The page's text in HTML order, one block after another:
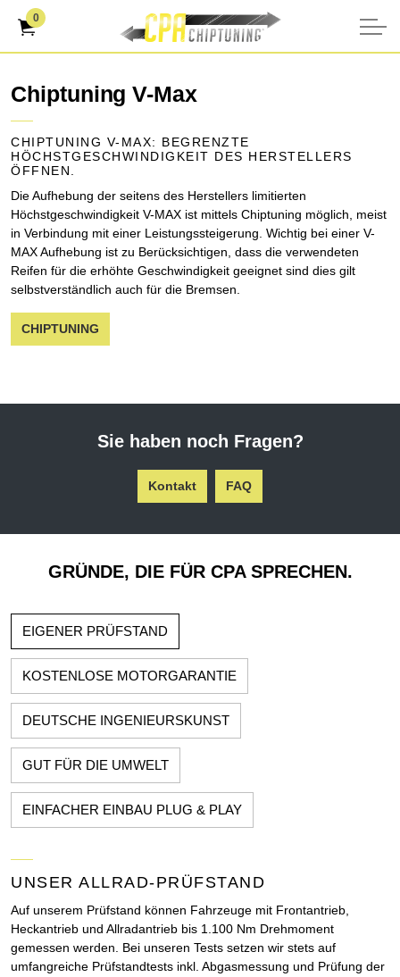
0
Chiptuning V-Max
CHIPTUNING V-MAX: BEGRENZTE
HÖCHSTGESCHWINDIGKEIT DES HERSTELLERS
ÖFFNEN.
Die Aufhebung der seitens des Herstellers limitierten
Höchstgeschwindigkeit V-MAX ist mittels Chiptuning möglich, meist
in Verbindung mit einer Leistungssteigerung. Wichtig bei einer V-
MAX Aufhebung ist zu Berücksichtigen, dass die verwendeten
Reifen für die erhöhte Geschwindigkeit geeignet sind dies gilt
selbstverständlich auch für die Bremsen.
CHIPTUNING
Sie haben noch Fragen?
Kontakt FAQ
GRÜNDE, DIE FÜR CPA SPRECHEN.
EIGENER PRÜFSTAND
KOSTENLOSE MOTORGARANTIE
DEUTSCHE INGENIEURSKUNST
GUT FÜR DIE UMWELT
EINFACHER EINBAU PLUG & PLAY
UNSER ALLRAD-PRÜFSTAND
Auf unserem Prüfstand können Fahrzeuge mit Frontantrieb,
Heckantrieb und Allradantrieb bis 1.100 Nm Drehmoment
gemessen werden. Bei unseren Tests setzen wir stets auf
umfangreiche Prüfstandtests inkl. Abgasmessung und Prüfung der